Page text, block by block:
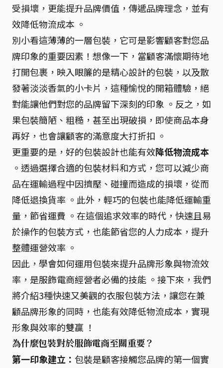
受損壞，更能提升品牌價值，傳遞品牌理念，並有
效降低物流成本 。
別小看這薄薄的一層包裝，它可是影響顧客對您品
牌印象的重要因素！想像一下，當顧客滿懷期待地
打開包裹，映入眼簾的是精心設計的包裝，以及散
發著淡淡香氣的小卡片，這種愉悅的開箱體驗，絕
對能讓他們對您的品牌留下深刻的印象 。反之，如
果包裝簡陋、粗糙，甚至出現破損，即使商品本身
再好，也會讓顧客的滿意度大打折扣 。
更重要的是，好的包裝設計也能有效降低物流成本
。透過選擇合適的包裝材料和方式，您可以減少商
品在運輸過程中因擠壓、碰撞而造成的損壞，從而
降低退換貨率 。此外，輕巧的包裝也能降低運輸重
量，節省運費 。在這個追求效率的時代，快速且易
於操作的包裝方式，也能節省您的人力成本，提升
整體運營效率 。
因此，學會如何運用包裝來提升品牌形象與物流效
率，是服飾電商經營者必備的技能 。接下來，我們
將介紹3種快速又美觀的衣服包裝方法，讓您在兼
顧品牌形象的同時，也能有效降低物流成本，實現
形象與效率的雙贏 ！
為什麼包裝對於服飾電商至關重要？
第一印象建立： 包裝是顧客接觸您品牌的第一個實